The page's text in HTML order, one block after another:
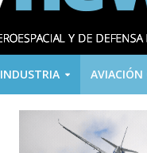
INDUSTRIA AVIACIÓN